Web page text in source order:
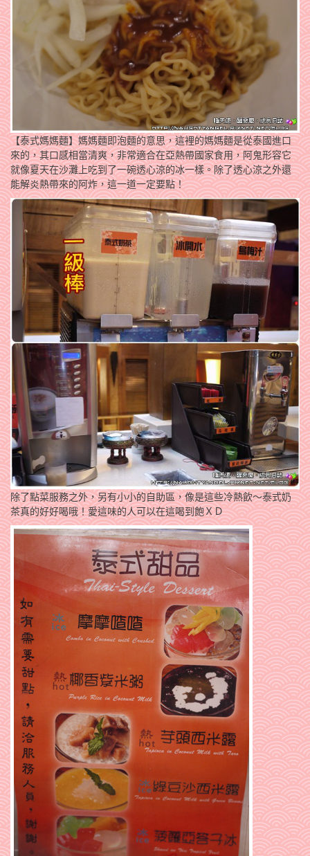
【泰式媽媽麵】媽媽麵即泡麵的意思，這裡的媽媽麵是從泰國進口
來的，其口感相當清爽，非常適合在亞熱帶國家食用，阿鬼形容它
就像夏天在沙灘上吃到了一碗透心涼的冰一樣。除了透心涼之外還
能解炎熱帶來的阿炸，這一道一定要點！
除了點菜服務之外，另有小小的自助區，像是這些冷熱飲～泰式奶
茶真的好好喝哦！愛這味的人可以在這喝到飽ＸＤ